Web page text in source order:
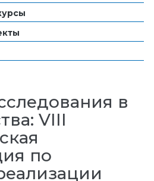
в
VIII
по